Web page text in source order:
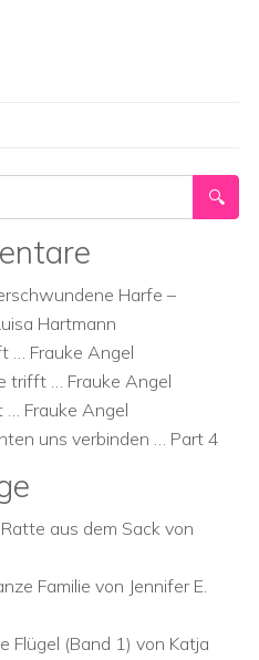
Harfe –
Hartmann
… Frauke Angel
trifft … Frauke Angel
Frauke Angel
uns verbinden … Part 4
aus dem Sack von
Familie von Jennifer E.
Flügel (Band 1) von Katja